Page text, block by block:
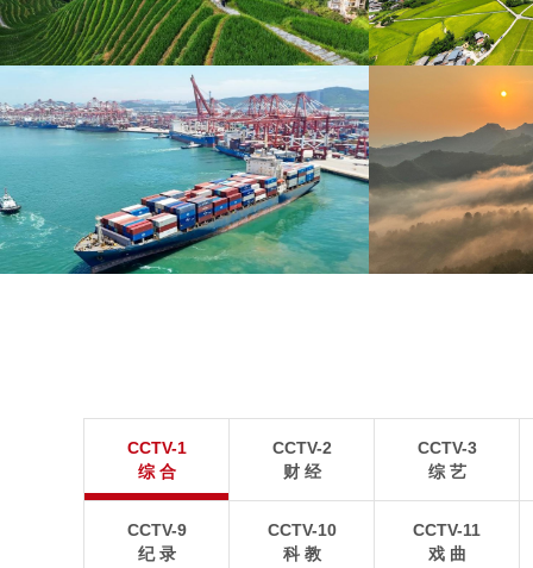
暑期出游 乐享美好时光
炎炎夏日，暑期旅游热度持续攀升。人们亲近山水，
重庆梁平：优质
8月6日，重庆梁平星
8月5日，“科伦坡”轮缓缓驶离山东港口青岛港前湾联
合集装箱码头。
8月6日，河北承德，
CCTV-1
综 合
CCTV-2
财 经
CCTV-3
综 艺
CCTV-9
纪 录
CCTV-10
科 教
CCTV-11
戏 曲